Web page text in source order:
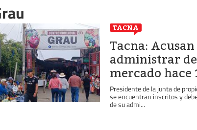
TACNA
Tacna:
administrar
mercado hace
Presidente de la junta de
se encuentran inscritos y
de su admi...